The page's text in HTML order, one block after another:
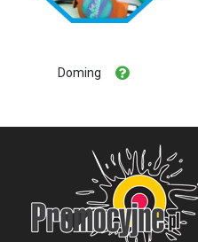
Doming